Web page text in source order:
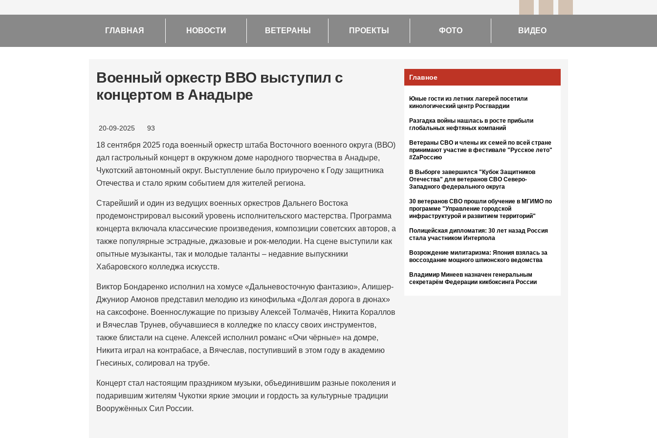
ГЛАВНАЯ НОВОСТИ ВЕТЕРАНЫ ПРОЕКТЫ ФОТО ВИДЕО
Военный оркестр ВВО выступил с
концертом в Анадыре
20-09-2025 93
18 сентября 2025 года военный оркестр штаба Восточного военного округа (ВВО)
дал гастрольный концерт в окружном доме народного творчества в Анадыре,
Чукотский автономный округ. Выступление было приурочено к Году защитника
Отечества и стало ярким событием для жителей региона.
Старейший и один из ведущих военных оркестров Дальнего Востока
продемонстрировал высокий уровень исполнительского мастерства. Программа
концерта включала классические произведения, композиции советских авторов, а
также популярные эстрадные, джазовые и рок-мелодии. На сцене выступили как
опытные музыканты, так и молодые таланты – недавние выпускники
Хабаровского колледжа искусств.
Виктор Бондаренко исполнил на хомусе «Дальневосточную фантазию», Алишер-
Джуниор Амонов представил мелодию из кинофильма «Долгая дорога в дюнах»
на саксофоне. Военнослужащие по призыву Алексей Толмачёв, Никита Кораллов
и Вячеслав Трунев, обучавшиеся в колледже по классу своих инструментов,
также блистали на сцене. Алексей исполнил романс «Очи чёрные» на домре,
Никита играл на контрабасе, а Вячеслав, поступивший в этом году в академию
Гнесиных, солировал на трубе.
Концерт стал настоящим праздником музыки, объединившим разные поколения и
подарившим жителям Чукотки яркие эмоции и гордость за культурные традиции
Вооружённых Сил России.
Главное
Юные гости из летних лагерей посетили
кинологический центр Росгвардии
Разгадка войны нашлась в росте прибыли
глобальных нефтяных компаний
Ветераны СВО и члены их семей по всей стране
принимают участие в фестивале "Русское лето"
#ZaРоссию
В Выборге завершился "Кубок Защитников
Отечества" для ветеранов СВО Северо-
Западного федерального округа
30 ветеранов СВО прошли обучение в МГИМО по
программе "Управление городской
инфраструктурой и развитием территорий"
Полицейская дипломатия: 30 лет назад Россия
стала участником Интерпола
Возрождение милитаризма: Япония взялась за
воссоздание мощного шпионского ведомства
Владимир Минеев назначен генеральным
секретарём Федерации кикбоксинга России